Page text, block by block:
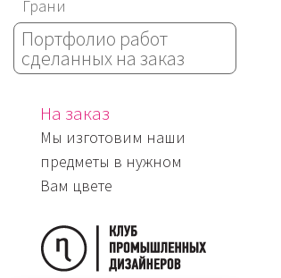
Грани
Портфолио работ
сделанных на заказ
На заказ
Мы изготовим наши
предметы в нужном
Вам цвете